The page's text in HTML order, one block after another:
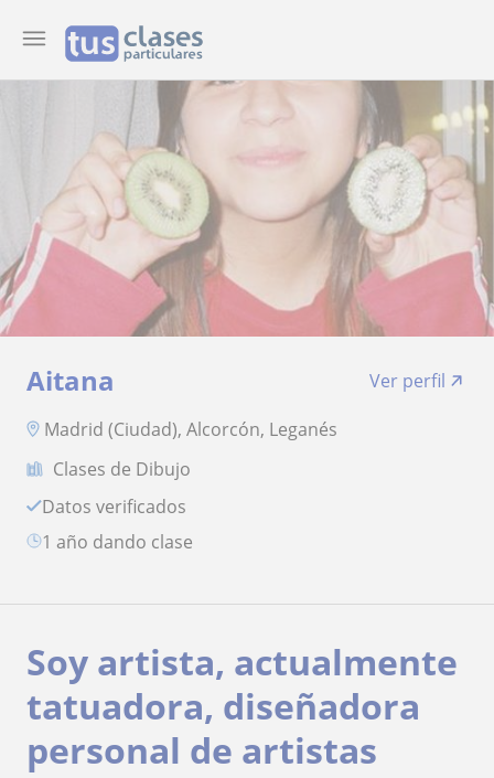
Aitana
Ver perfil
Madrid (Ciudad), Alcorcón, Leganés
Clases de Dibujo
Datos verificados
1 año dando clase
Soy artista, actualmente
tatuadora, diseñadora
personal de artistas